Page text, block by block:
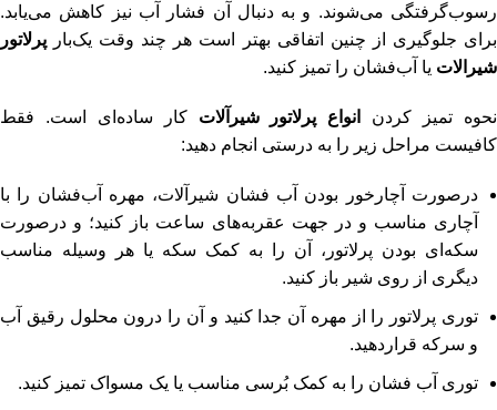
رسوب‌گرفتگی می‌شوند. و به دنبال آن فشار آب نیز کاهش می‌یابد.
برای جلوگیری از چنین اتفاقی بهتر است هر چند وقت یک‌بار پرلاتور
شیرالات یا آب‌فشان را تمیز کنید.
نحوه تمیز کردن انواع پرلاتور شیرآلات کار ساده‌ای است. فقط
کافیست مراحل زیر را به درستی انجام دهید:
درصورت آچارخور بودن آب‌ فشان شیرآلات، مهره آب‌فشان را با
آچاری مناسب و در جهت عقربه‌های ساعت باز کنید؛ و درصورت
سکه‌ای بودن پرلاتور، آن را به کمک سکه یا هر وسیله مناسب
دیگری از روی شیر باز کنید.
توری پرلاتور را از مهره آن جدا کنید و آن را درون محلول رقیق آب
و سرکه قراردهید.
توری آب‌ فشان را به کمک بُرسی مناسب یا یک مسواک تمیز کنید.